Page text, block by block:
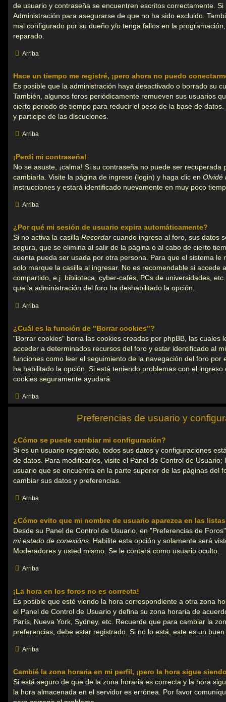
de usuario y contraseña se encuentren escritos correctamente.
Administración para asegurarse de que no ha sido excluido.
mal configurado por su dueño y/o tenga fallos en la
reparado.
Arriba
Hace un tiempo me registré, ¡pero ahora no puedo
Es posible que la administración haya desactivado o borrado su
También, algunos foros periódicamente remueven sus usuarios
cierto periodo de tiempo para reducir el peso de la base de
y participe de las discuciones.
Arriba
¡Perdí mi contraseña!
No se asuste, ¡calma! Si su contraseña no puede ser recuperada
cambiarla. Visite la página de ingreso (login) y haga clic en Olvidé
instrucciones y estará identificado nuevamente en muy poco
Arriba
¿Por qué mi sesión de usuario expira automáticamente?
Si no activa la casilla Recordar cuando ingresa al foro, sus datos
segura, que se elimina al salir de la página o al cabo de cierto
cuenta pueda ser usada por otra persona. Para que el sistema le
solo marque la casilla al ingresar. No es recomendable si accede
compartido, e.j. biblioteca, cyber-cafés, PCs de universidades,
que la administración del foro ha deshabilitado la opción.
Arriba
¿Cuál es la función de "Borrar cookies"?
"Borrar cookies" borra las cookies creadas por phpBB, las cuales
acceder a determinados recursos del foro y estar identificado al
funciones como leer el seguimiento de la navegación del foro por
ha habilitado la opción. Si está teniendo problemas con el
cookies seguramente ayudará.
Arriba
Preferencias de usuario y
¿Cómo se puede cambiar mi configuración?
Si es un usuario registrado, todos sus datos y configuraciones
de datos. Para modificarlos, visite el Panel de Control de
usuario que se encuentra en la parte superior de las páginas del
cambiar sus datos y preferencias.
Arriba
¿Cómo evito que mi nombre de usuario aparezca en las
Desde su Panel de Control de Usuario, en "Preferencias de
mi estado de conexións. Habilite esta opción y solamente será
Moderadores y usted mismo. Se le contará como usuario oculto.
Arriba
¡La hora en los foros no es correcta!
Es posible que esté viendo la hora correspondiente a otra zona
el Panel de Control de Usuario y defina su zona horaria de
París, Nueva York, Sydney, etc. Recuerde que para cambiar la
preferencias, debe estar registrado. Si no lo está, este es un
Arriba
Cambié la zona horaria en mi perfil, ¡pero la hora sigue
Si está seguro de que de la zona horaria es correcta y la hora
la hora almacenada en el servidor es errónea. Por favor